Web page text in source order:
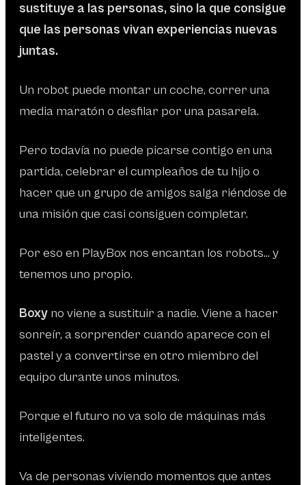
sustituye a las personas, sino la que consigue
que las personas vivan experiencias nuevas
juntas.
Un robot puede montar un coche, correr una
media maratón o desfilar por una pasarela.
Pero todavía no puede picarse contigo en una
partida, celebrar el cumpleaños de tu hijo o
hacer que un grupo de amigos salga riéndose de
una misión que casi consiguen completar.
Por eso en PlayBox nos encantan los robots… y
tenemos uno propio.
Boxy no viene a sustituir a nadie. Viene a hacer
sonreír, a sorprender cuando aparece con el
pastel y a convertirse en otro miembro del
equipo durante unos minutos.
Porque el futuro no va solo de máquinas más
inteligentes.
Va de personas viviendo momentos que antes